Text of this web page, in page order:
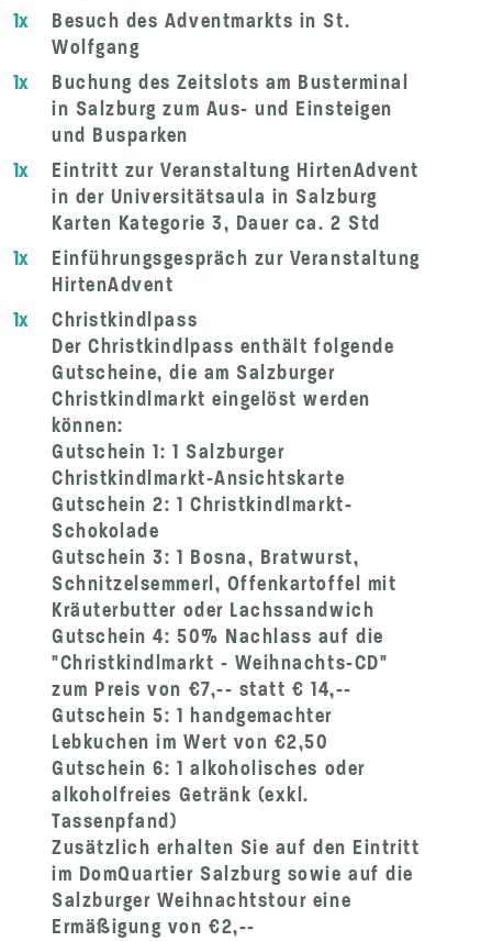
1x
Besuch des Adventmarkts in St.
Wolfgang
1x
Buchung des Zeitslots am Busterminal
in Salzburg zum Aus- und Einsteigen
und Busparken
1x
Eintritt zur Veranstaltung HirtenAdvent
in der Universitätsaula in Salzburg
Karten Kategorie 3, Dauer ca. 2 Std
1x
Einführungsgespräch zur Veranstaltung
HirtenAdvent
1x
Christkindlpass
Der Christkindlpass enthält folgende
Gutscheine, die am Salzburger
Christkindlmarkt eingelöst werden
können:
Gutschein 1: 1 Salzburger
Christkindlmarkt-Ansichtskarte
Gutschein 2: 1 Christkindlmarkt-
Schokolade
Gutschein 3: 1 Bosna, Bratwurst,
Schnitzelsemmerl, Offenkartoffel mit
Kräuterbutter oder Lachssandwich
Gutschein 4: 50% Nachlass auf die
"Christkindlmarkt - Weihnachts-CD"
zum Preis von €7,-- statt € 14,--
Gutschein 5: 1 handgemachter
Lebkuchen im Wert von €2,50
Gutschein 6: 1 alkoholisches oder
alkoholfreies Getränk (exkl.
Tassenpfand)
Zusätzlich erhalten Sie auf den Eintritt
im DomQuartier Salzburg sowie auf die
Salzburger Weihnachtstour eine
Ermäßigung von €2,--